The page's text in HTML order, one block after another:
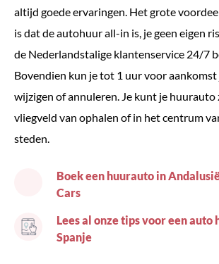
altijd goede ervaringen. Het grote
is dat de autohuur all-in is, je geen eigen
de Nederlandstalige klantenservice 24/7
Bovendien kun je tot 1 uur voor
wijzigen of annuleren. Je kunt je huurauto
vliegveld van ophalen of in het centrum
steden.
Boek een huurauto in
Cars
Lees al onze tips voor een auto
Spanje